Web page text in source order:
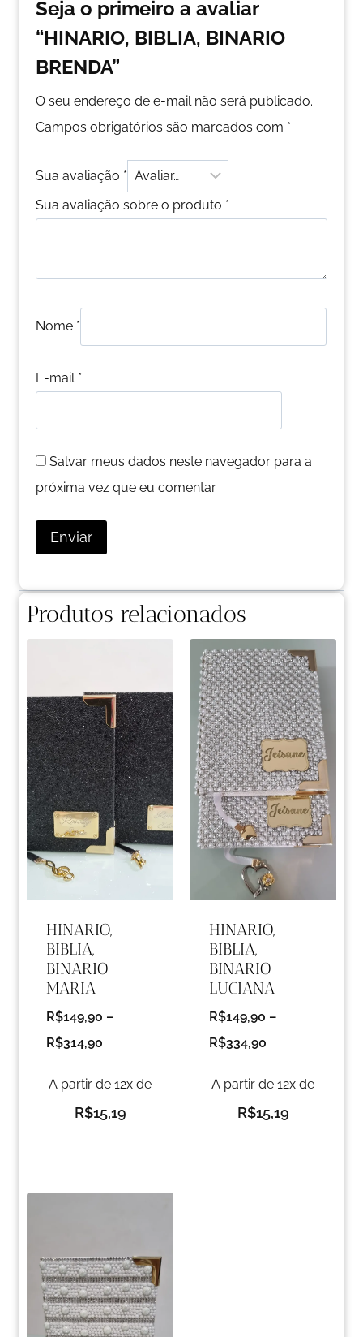
Seja o primeiro a avaliar
“HINARIO, BIBLIA, BINARIO
BRENDA”
O seu endereço de e-mail não será publicado.
Campos obrigatórios são marcados com *
Sua avaliação *
Sua avaliação sobre o produto *
Nome *
E-mail *
Salvar meus dados neste navegador para a
próxima vez que eu comentar.
Produtos relacionados
HINARIO,
BIBLIA,
BINARIO
MARIA
R$149,90 –
R$314,90
A partir de 12x de
R$15,19
HINARIO,
BIBLIA,
BINARIO
LUCIANA
R$149,90 –
R$334,90
A partir de 12x de
R$15,19